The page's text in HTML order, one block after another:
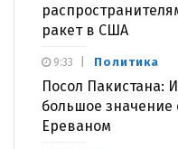
ракет в США
Политика
Посол Пакистана:
большое значение
Ереваном
9:33